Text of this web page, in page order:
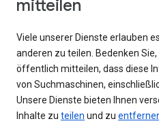
mitteilen
Viele unserer Dienste erlauben
anderen zu teilen. Bedenken
öffentlich mitteilen, dass diese
von Suchmaschinen,
Unsere Dienste bieten Ihnen
Inhalte zu teilen und zu